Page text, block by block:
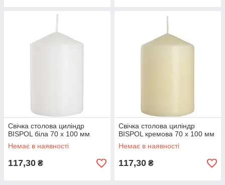
Свічка столова циліндр
BISPOL біла 70 х 100 мм
Немає в наявності
117,30 ₴
Свічка столова циліндр
BISPOL кремова 70 х 100 мм
Немає в наявності
117,30 ₴